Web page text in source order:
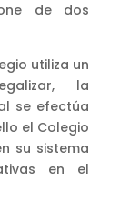
de dos
utiliza un
la
se efectúa
el Colegio
su sistema
en el